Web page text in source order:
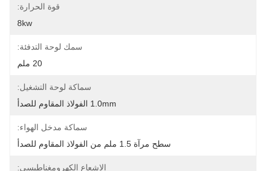
قوة الحرارة:
8kw
سمك لوحة التدفئة:
20 ملم
سماكة لوحة التشغيل:
1.0mm الفولاذ المقاوم للصدأ
سماكة مدخل الهواء:
سطح مرآة 1.5 ملم من الفولاذ المقاوم للصدأ
الاشعاع الكهرومغناطيسي: